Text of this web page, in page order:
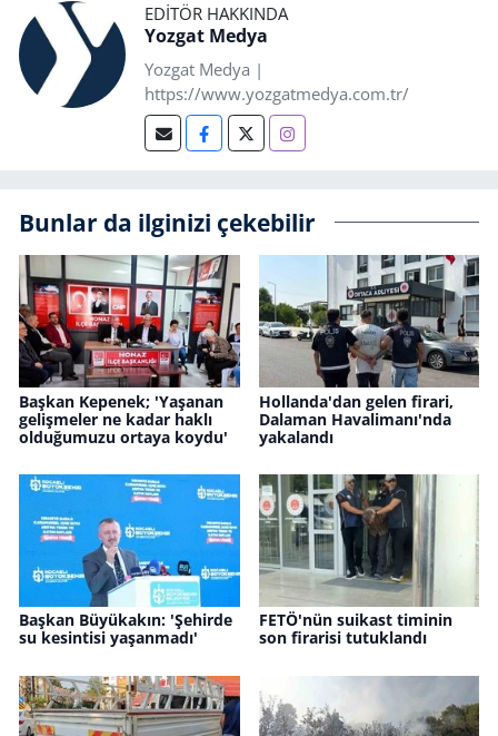
EDITÖR HAKKINDA
Yozgat Medya
Yozgat Medya |
https://www.yozgatmedya.com.tr/
Bunlar da ilginizi çekebilir
Başkan Kepenek; 'Yaşanan
gelişmeler ne kadar haklı
olduğumuzu ortaya koydu'
Hollanda'dan gelen firari,
Dalaman Havalimanı'nda
yakalandı
Başkan Büyükakın: 'Şehirde
su kesintisi yaşanmadı'
FETÖ'nün suikast timinin
son firarisi tutuklandı